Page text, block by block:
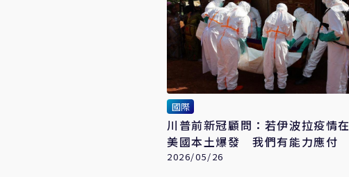
國際
川普前新冠顧問：若伊波拉疫情在
美國本土爆發 我們有能力應付
2026/05/26